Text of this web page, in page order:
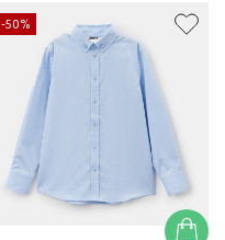
-50%